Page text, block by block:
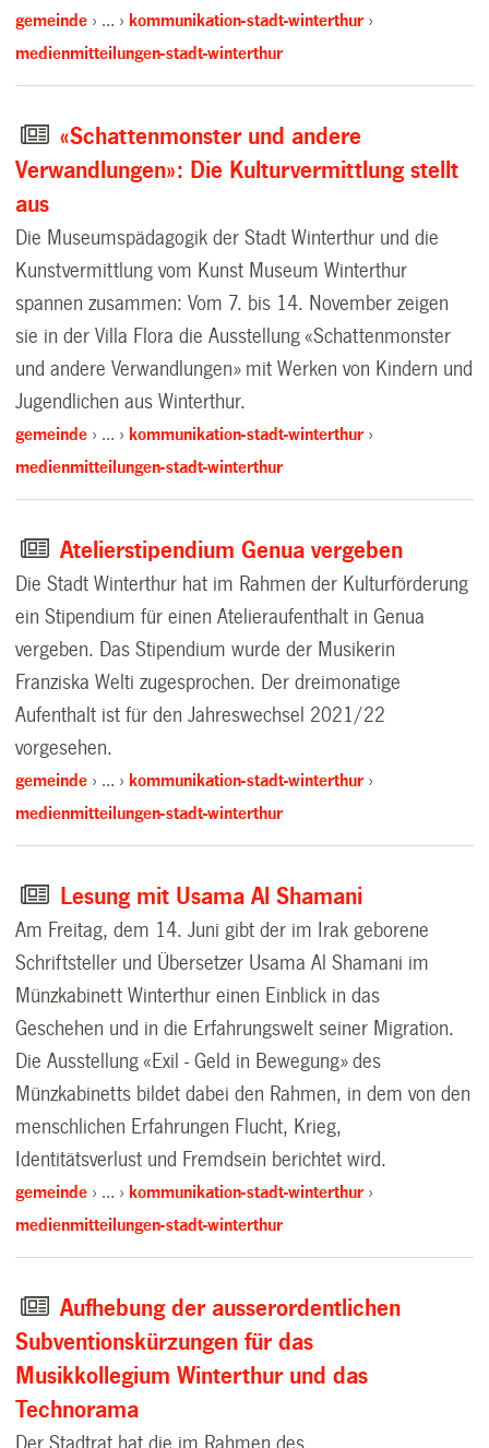
gemeinde …
kommunikation-stadt-winterthur
medienmitteilungen-stadt-winterthur
«Schattenmonster und andere
Verwandlungen»: Die Kulturvermittlung stellt
aus
Die Museumspädagogik der Stadt Winterthur und die
Kunstvermittlung vom Kunst Museum Winterthur
spannen zusammen: Vom 7. bis 14. November zeigen
sie in der Villa Flora die Ausstellung «Schattenmonster
und andere Verwandlungen» mit Werken von Kindern und
Jugendlichen aus Winterthur.
gemeinde …
kommunikation-stadt-winterthur
medienmitteilungen-stadt-winterthur
Atelierstipendium Genua vergeben
Die Stadt Winterthur hat im Rahmen der Kulturförderung
ein Stipendium für einen Atelieraufenthalt in Genua
vergeben. Das Stipendium wurde der Musikerin
Franziska Welti zugesprochen. Der dreimonatige
Aufenthalt ist für den Jahreswechsel 2021/22
vorgesehen.
gemeinde …
kommunikation-stadt-winterthur
medienmitteilungen-stadt-winterthur
Lesung mit Usama Al Shamani
Am Freitag, dem 14. Juni gibt der im Irak geborene
Schriftsteller und Übersetzer Usama Al Shamani im
Münzkabinett Winterthur einen Einblick in das
Geschehen und in die Erfahrungswelt seiner Migration.
Die Ausstellung «Exil - Geld in Bewegung» des
Münzkabinetts bildet dabei den Rahmen, in dem von den
menschlichen Erfahrungen Flucht, Krieg,
Identitätsverlust und Fremdsein berichtet wird.
gemeinde …
kommunikation-stadt-winterthur
medienmitteilungen-stadt-winterthur
Aufhebung der ausserordentlichen
Subventionskürzungen für das
Musikkollegium Winterthur und das
Technorama
Der Stadtrat hat die im Rahmen des